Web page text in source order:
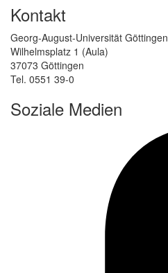
Kontakt
Georg-August-Universität Göttingen
Wilhelmsplatz 1 (Aula)
37073 Göttingen
Tel. 0551 39-0
Soziale Medien